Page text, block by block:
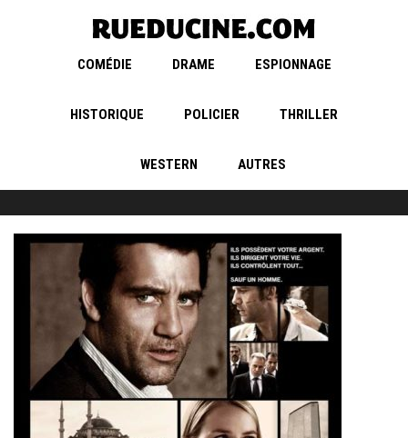
COMÉDIE DRAME ESPIONNAGE
HISTORIQUE POLICIER THRILLER
WESTERN AUTRES